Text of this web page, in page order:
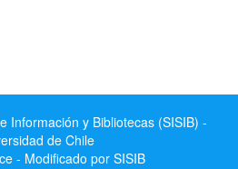
Información y Bibliotecas (SISIB) -
de Chile
- Modificado por SISIB